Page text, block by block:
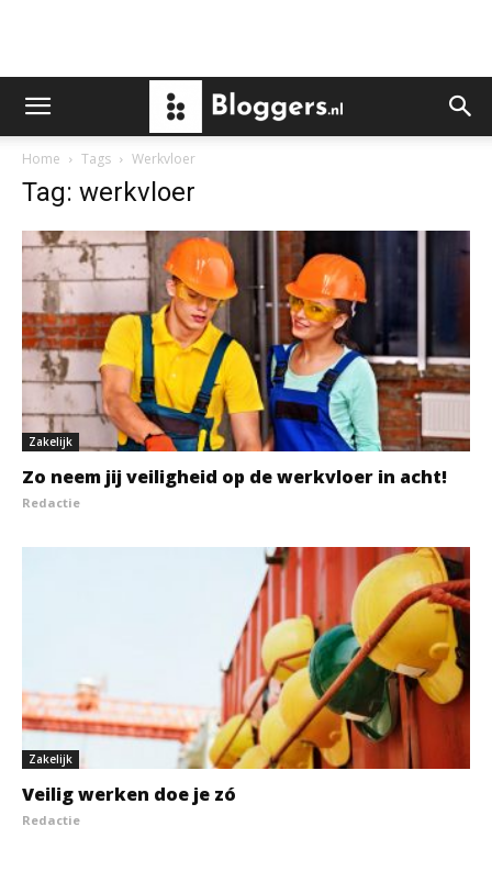
Home Tags Werkvloer
Tag: werkvloer
Zakelijk
Zo neem jij veiligheid op de werkvloer in acht!
Redactie
Zakelijk
Veilig werken doe je zó
Redactie